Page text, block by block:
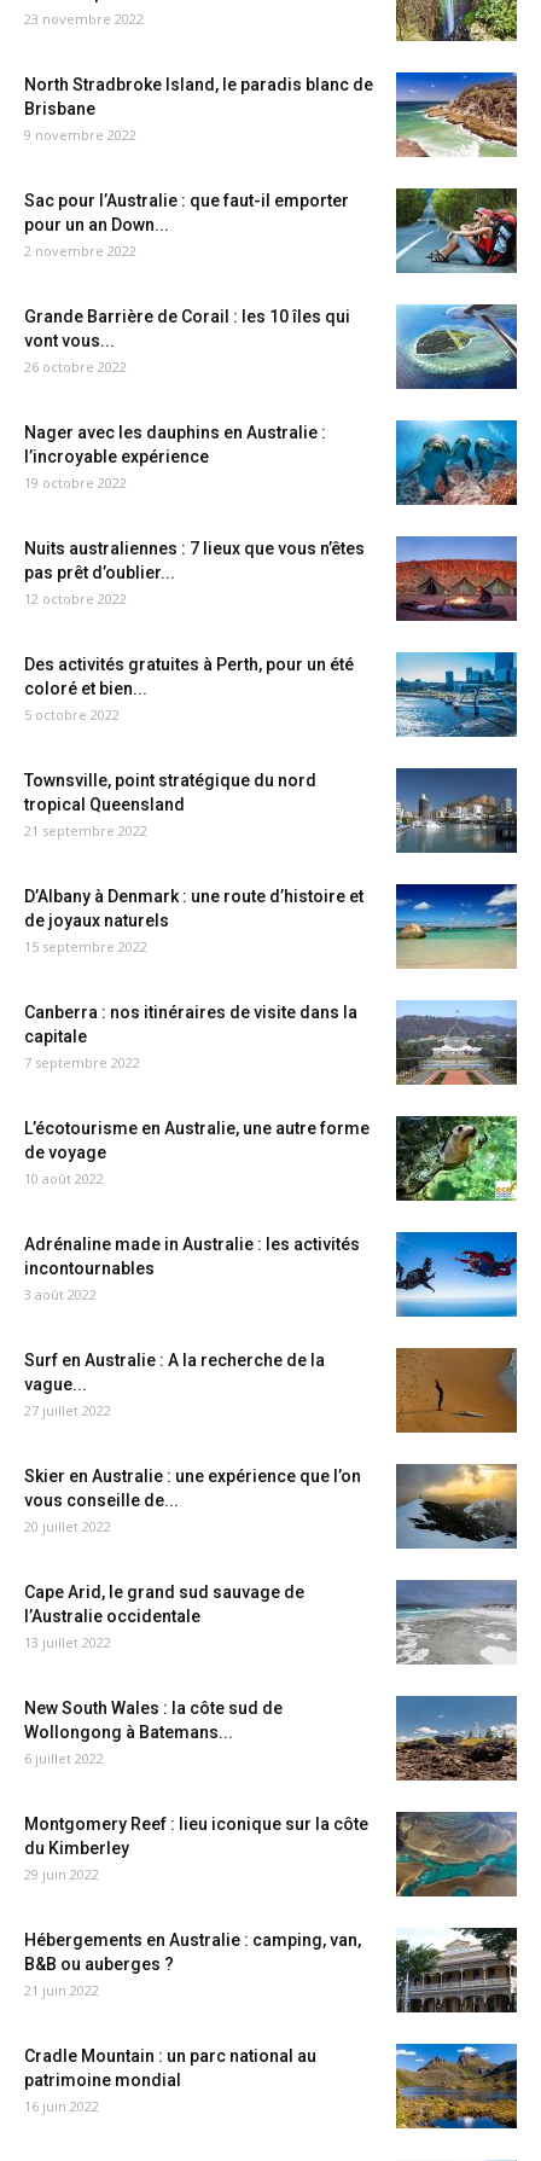
23 novembre 2022
North Stradbroke Island, le paradis blanc de
Brisbane
9 novembre 2022
Sac pour l’Australie : que faut-il emporter
pour un an Down...
2 novembre 2022
Grande Barrière de Corail : les 10 îles qui
vont vous...
26 octobre 2022
Nager avec les dauphins en Australie :
l’incroyable expérience
19 octobre 2022
Nuits australiennes : 7 lieux que vous n’êtes
pas prêt d’oublier...
12 octobre 2022
Des activités gratuites à Perth, pour un été
coloré et bien...
5 octobre 2022
Townsville, point stratégique du nord
tropical Queensland
21 septembre 2022
D’Albany à Denmark : une route d’histoire et
de joyaux naturels
15 septembre 2022
Canberra : nos itinéraires de visite dans la
capitale
7 septembre 2022
L’écotourisme en Australie, une autre forme
de voyage
10 août 2022
Adrénaline made in Australie : les activités
incontournables
3 août 2022
Surf en Australie : A la recherche de la
vague...
27 juillet 2022
Skier en Australie : une expérience que l’on
vous conseille de...
20 juillet 2022
Cape Arid, le grand sud sauvage de
l’Australie occidentale
13 juillet 2022
New South Wales : la côte sud de
Wollongong à Batemans...
6 juillet 2022
Montgomery Reef : lieu iconique sur la côte
du Kimberley
29 juin 2022
Hébergements en Australie : camping, van,
B&B ou auberges ?
21 juin 2022
Cradle Mountain : un parc national au
patrimoine mondial
16 juin 2022